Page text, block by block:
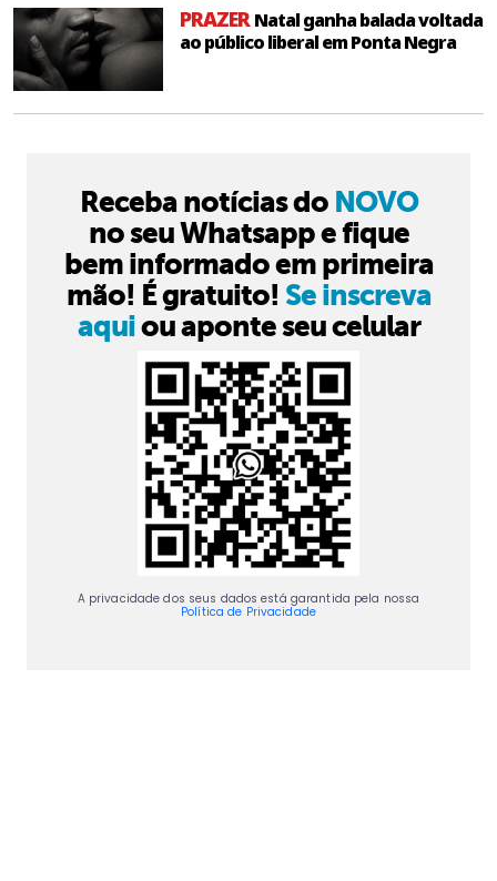
PRAZERNatal ganha balada voltada
ao público liberal em Ponta Negra
Receba notícias do NOVO
no seu Whatsapp e fique
bem informado em primeira
mão! É gratuito! Se inscreva
aquiou aponte seu celular
A privacidade dos seus dados está garantida pela nossa
Política de Privacidade